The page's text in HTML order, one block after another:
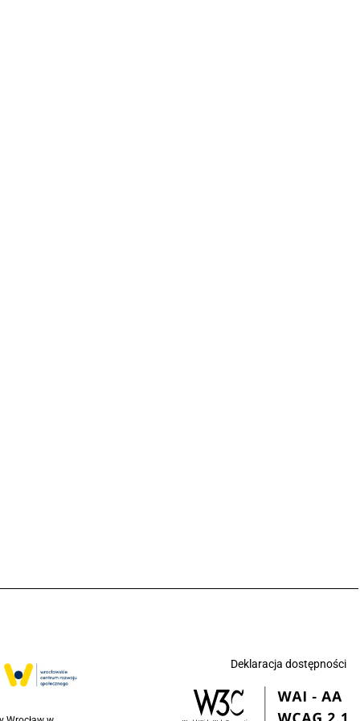
Deklaracja dostępności